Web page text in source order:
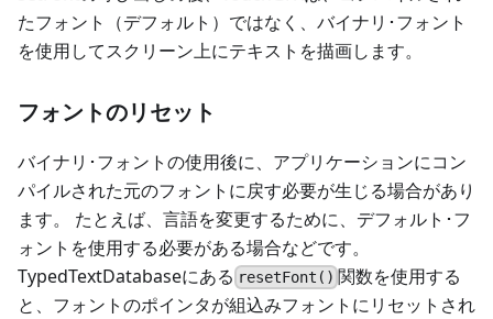
たフォント（デフォルト）ではなく、バイナリ･フォント
を使用してスクリーン上にテキストを描画します。
フォントのリセット
バイナリ･フォントの使用後に、アプリケーションにコン
パイルされた元のフォントに戻す必要が生じる場合があり
ます。 たとえば、言語を変更するために、デフォルト･フ
ォントを使用する必要がある場合などです。
TypedTextDatabaseにある resetFont() 関数を使用する
と、フォントのポインタが組込みフォントにリセットされ